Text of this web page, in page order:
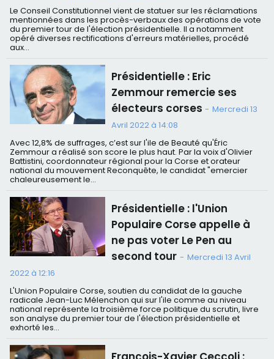
Le Conseil Constitutionnel vient de statuer sur les réclamations
mentionnées dans les procès-verbaux des opérations de vote
du premier tour de l'élection présidentielle. Il a notamment
opéré diverses rectifications d'erreurs matérielles, procédé
aux...
Présidentielle : Eric
Zemmour remercie ses
électeurs corses- Mercredi 13
Avril 2022 à 14:08
Avec 12,8% de suffrages, c’est sur l'ile de Beauté qu'Éric
Zemmour a réalisé son score le plus haut. Par la voix d'Olivier
Battistini, coordonnateur régional pour la Corse et orateur
national du mouvement Reconquête, le candidat "emercier
chaleureusement le...
Présidentielle : l'Union
Populaire Corse appelle à
ne pas voter Le Pen au
second tour - Mercredi 13 Avril
2022 à 12:16
L'Union Populaire Corse, soutien du candidat de la gauche
radicale Jean-Luc Mélenchon qui sur l'ile comme au niveau
national représente la troisième force politique du scrutin, livre
son analyse du premier tour de l'élection présidentielle et
exhorté les...